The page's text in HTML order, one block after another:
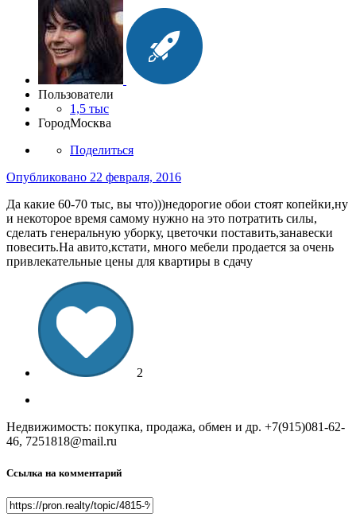
Пользователи
1,5 тыс
ГородМосква
Поделиться
Опубликовано 22 февраля, 2016
Да какие 60-70 тыс, вы что)))недорогие обои стоят копейки,ну
и некоторое время самому нужно на это потратить силы,
сделать генеральную уборку, цветочки поставить,занавески
повесить.На авито,кстати, много мебели продается за очень
привлекательные цены для квартиры в сдачу
2
Недвижимость: покупка, продажа, обмен и др. +7(915)081-62-
46, 7251818@mail.ru
Ссылка на комментарий